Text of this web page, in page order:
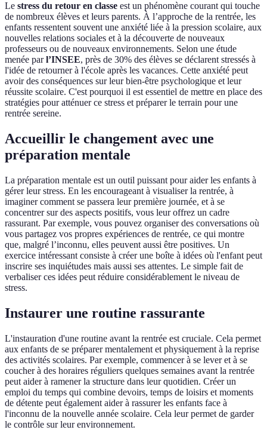
Le stress du retour en classe est un phénomène courant qui touche
de nombreux élèves et leurs parents. À l’approche de la rentrée, les
enfants ressentent souvent une anxiété liée à la pression scolaire, aux
nouvelles relations sociales et à la découverte de nouveaux
professeurs ou de nouveaux environnements. Selon une étude
menée parl’INSEE, près de 30% des élèves se déclarent stressés à
l'idée de retourner à l'école après les vacances. Cette anxiété peut
avoir des conséquences sur leur bien-être psychologique et leur
réussite scolaire. C'est pourquoi il est essentiel de mettre en place des
stratégies pour atténuer ce stress et préparer le terrain pour une
rentrée sereine.
Accueillir le changement avec une
préparation mentale
La préparation mentale est un outil puissant pour aider les enfants à
gérer leur stress. En les encourageant à visualiser la rentrée, à
imaginer comment se passera leur première journée, et à se
concentrer sur des aspects positifs, vous leur offrez un cadre
rassurant. Par exemple, vous pouvez organiser des conversations où
vous partagez vos propres expériences de rentrée, ce qui montre
que, malgré l’inconnu, elles peuvent aussi être positives. Un
exercice intéressant consiste à créer une boîte à idées où l'enfant peut
inscrire ses inquiétudes mais aussi ses attentes. Le simple fait de
verbaliser ces idées peut réduire considérablement le niveau de
stress.
Instaurer une routine rassurante
L'instauration d'une routine avant la rentrée est cruciale. Cela permet
aux enfants de se préparer mentalement et physiquement à la reprise
des activités scolaires. Par exemple, commencer à se lever et à se
coucher à des horaires réguliers quelques semaines avant la rentrée
peut aider à ramener la structure dans leur quotidien. Créer un
emploi du temps qui combine devoirs, temps de loisirs et moments
de détente peut également aider à rassurer les enfants face à
l'inconnu de la nouvelle année scolaire. Cela leur permet de garder
le contrôle sur leur environnement.